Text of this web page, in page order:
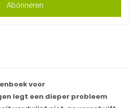
Abonneren
voor
legt een dieper probleem